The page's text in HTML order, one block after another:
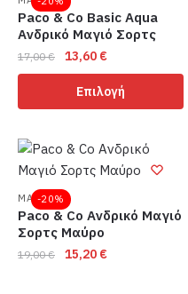
Paco & Co Basic Aqua
Ανδρικό Μαγιό Σορτς
17,00€
Original
price
was:
17,00 €.
13,60 €Η
τρέχουσα
τιμή
είναι:
Επιλογή
το
έχει
πολλαπλές
παραλλαγές.
Οι
επιλογές
μπορούν
-20%
ΜΑΓΙΟ
Paco & Co Ανδρικό Μαγιό
Σορτς Μαύρο
19,00€
Original
15,20 €Η